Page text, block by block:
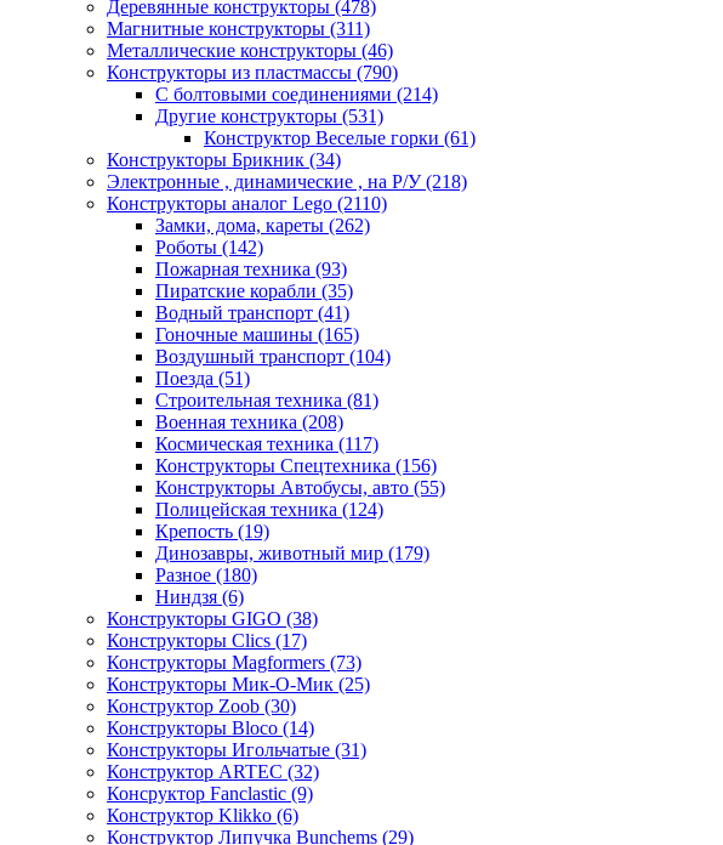
Деревянные конструкторы (478)
Магнитные конструкторы (311)
Металлические конструкторы (46)
Конструкторы из пластмассы (790)
С болтовыми соединениями (214)
Другие конструкторы (531)
Конструктор Веселые горки (61)
Конструкторы Брикник (34)
Электронные , динамические , на Р/У(218)
Конструкторы аналог Lego (2110)
Замки, дома, кареты (262)
Роботы (142)
Пожарная техника (93)
Пиратские корабли (35)
Водный транспорт (41)
Гоночные машины (165)
Воздушный транспорт (104)
Поезда (51)
Строительная техника (81)
Военная техника (208)
Космическая техника (117)
Конструкторы Спецтехника (156)
Конструкторы Автобусы, авто (55)
Полицейская техника (124)
Крепость (19)
Динозавры, животный мир (179)
Разное (180)
Ниндзя (6)
Конструкторы GIGO (38)
Конструкторы Clics (17)
Конструкторы Magformers (73)
Конструкторы Мик-О-Мик (25)
Конструктор Zoob (30)
Конструкторы Bloco (14)
Конструкторы Игольчатые (31)
Конструктор ARTEC (32)
Консруктор Fanclastic (9)
Конструктор Klikko (6)
Конструктор Липучка Bunchems (29)